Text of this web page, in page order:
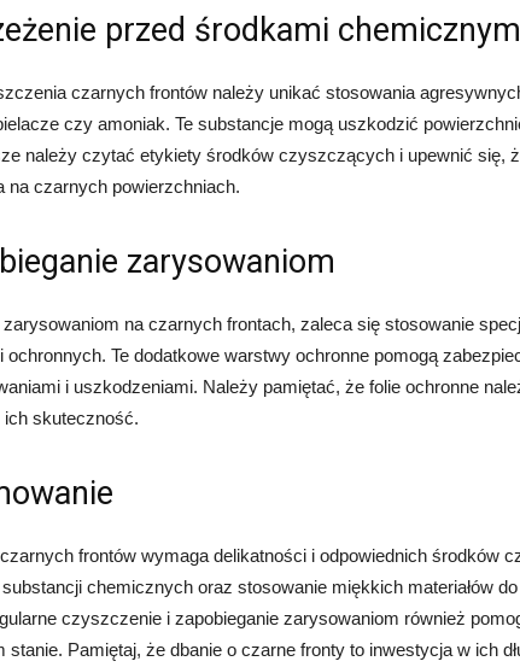
przed środkami
czarnych frontów należy unikać stosowania
czy amoniak. Te substancje mogą uszkodzić
należy czytać etykiety środków czyszczących i upewnić się,
na czarnych powierzchniach.
zarysowaniom
na czarnych frontach, zaleca się stosowanie
ochronnych. Te dodatkowe warstwy ochronne pomogą
i uszkodzeniami. Należy pamiętać, że folie ochronne
skuteczność.
frontów wymaga delikatności i odpowiednich środków
chemicznych oraz stosowanie miękkich materiałów
czyszczenie i zapobieganie zarysowaniom również
stanie. Pamiętaj, że dbanie o czarne fronty to inwestycja w ich